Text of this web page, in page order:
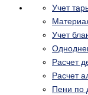
Учет
Учет
Расчет
Расчет
Пени по